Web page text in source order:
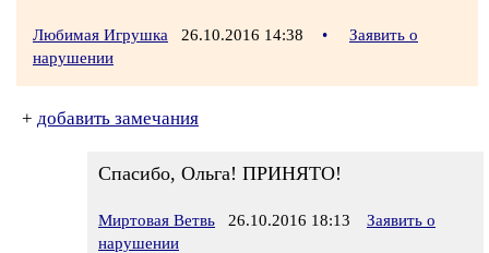
Любимая Игрушка 26.10.2016 14:38 •
Заявить о
нарушении
+ добавить замечания
Спасибо, Ольга! ПРИНЯТО!
Миртовая Ветвь 26.10.2016 18:13
Заявить о
нарушении